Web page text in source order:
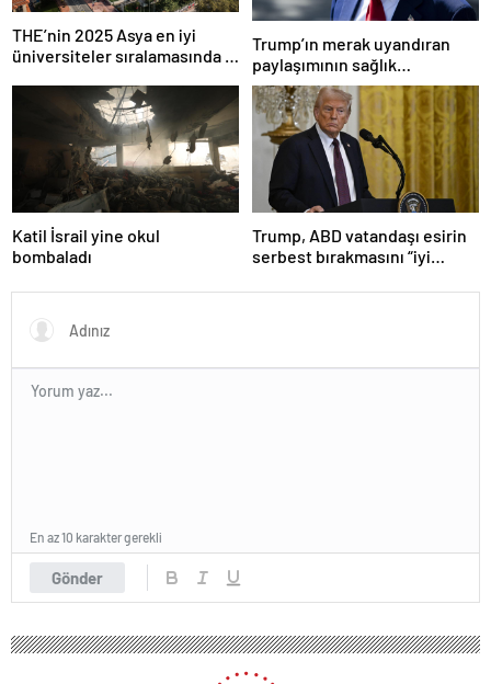
THE’nin 2025 Asya en iyi
üniversiteler sıralamasında 4
Trump’ın merak uyandıran
paylaşımının sağlık
sistemiyle ilgili kararname
olduğu anlaşıldı
Katil İsrail yine okul
bombaladı
Trump, ABD vatandaşı esirin
serbest bırakmasını “iyi
olarak değerlendirdi
Gönder
En az 10 karakter gerekli